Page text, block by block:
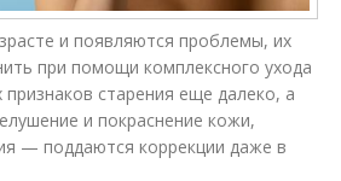
и появляются проблемы, их
при помощи комплексного ухода
старения еще далеко, а
и покраснение кожи,
— поддаются коррекции даже в